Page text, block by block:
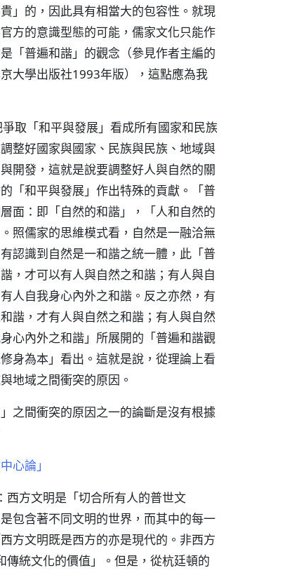
」的，因此具有相當大的包容性。就現
方的意識型態的可能，儒家文化只能作
「普遍和諧」的觀念（參見作者主編的
大學出版社1993年版），這點應為我
取「和平與發展」看成所有國家和民族
整好國家與國家、民族與民族、地域與
開發，這就是說要調整好人與自然的關
「和平與發展」作出特殊的貢獻。「普
面：即「自然的和諧」，「人和自然的
照儒家的思維模式看，自然是一融洽無
認識到自然是一和諧之統一體，此「普
，才可以有人與自然之和諧；有人與自
人自我身心內外之和諧。反之亦然，有
諧，才有人與自然之和諧；有人與自然
心內外之和諧」所展開的「普遍和諧觀
身為本」看出。這就是說，從理論上看
地域之間衝突的原因。
之間衝突的原因之一的論斷是沒有根據
心論」
西方文明是「切合所有人的普世文
包含著不同文明的世界，而其中的每一
方文明既是西方的亦是現代的。非西方
統文化的價值」。但是，從杭廷頓的